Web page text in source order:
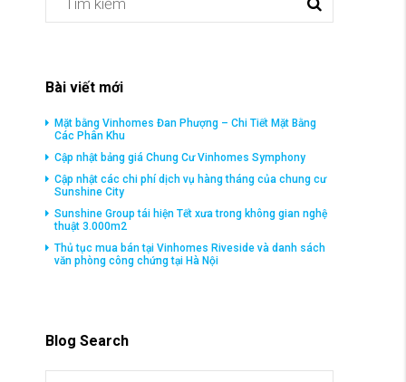
Bài viết mới
Mặt bằng Vinhomes Đan Phượng – Chi Tiết Mặt Bằng
Các Phân Khu
Cập nhật bảng giá Chung Cư Vinhomes Symphony
Cập nhật các chi phí dịch vụ hàng tháng của chung cư
Sunshine City
Sunshine Group tái hiện Tết xưa trong không gian nghệ
thuật 3.000m2
Thủ tục mua bán tại Vinhomes Riveside và danh sách
văn phòng công chứng tại Hà Nội
Blog Search